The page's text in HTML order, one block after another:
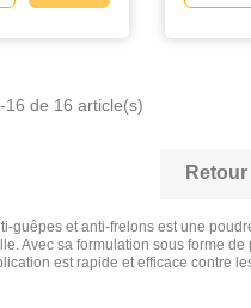
16 de 16 article(s)
guêpes et anti-frelons est une
Avec sa formulation sous forme de
est rapide et efficace contre